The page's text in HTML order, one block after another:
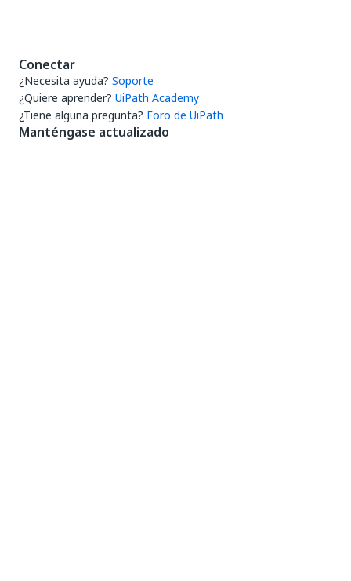
Conectar
¿Necesita ayuda? Soporte
¿Quiere aprender? UiPath Academy
¿Tiene alguna pregunta? Foro de UiPath
Manténgase actualizado